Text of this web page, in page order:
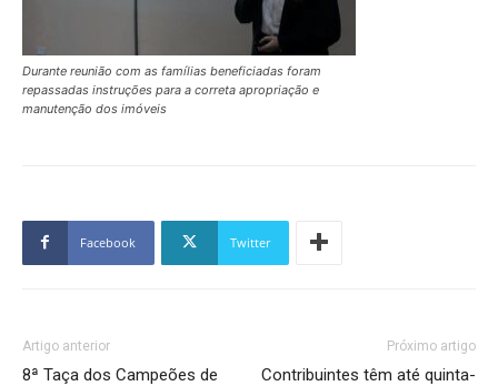
Durante reunião com as famílias beneficiadas foram
repassadas instruções para a correta apropriação e
manutenção dos imóveis
Facebook Twitter
Artigo anterior
8ª Taça dos Campeões de
Próximo artigo
Contribuintes têm até quinta-